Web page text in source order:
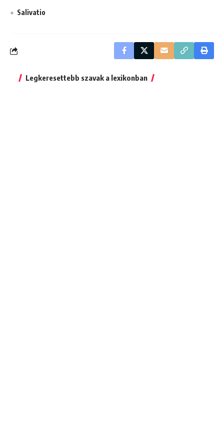
Salivatio
Legkeresettebb szavak a lexikonban